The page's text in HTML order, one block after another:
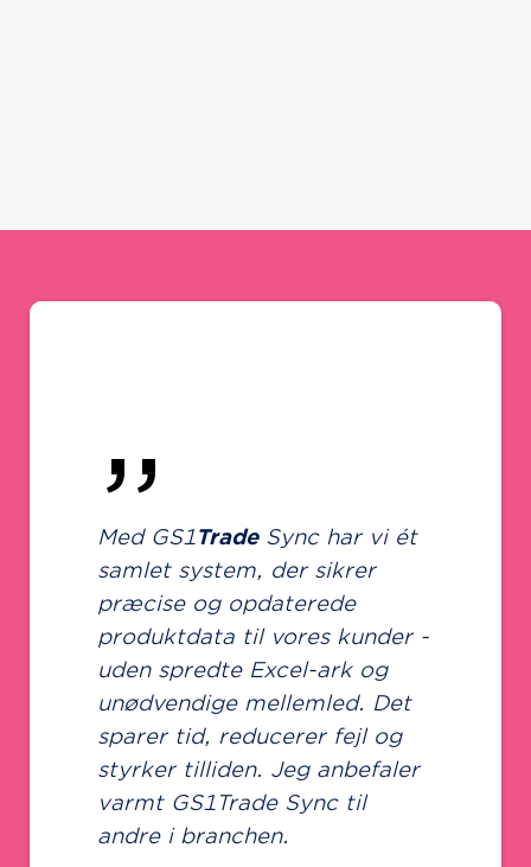
TradeSync har vi ét
system, der sikrer
og opdaterede
til vores kunder -
spredte Excel-ark og
mellemled. Det
tid, reducerer fejl og
tilliden. Jeg anbefaler
GS1Trade Sync til
i branchen.